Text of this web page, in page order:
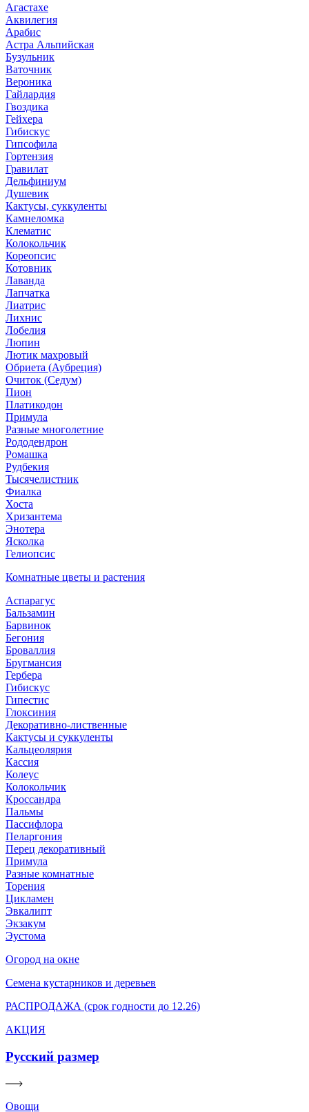
Агастахе
Аквилегия
Арабис
Астра Альпийская
Бузульник
Ваточник
Вероника
Гайлардия
Гвоздика
Гейхера
Гибискус
Гипсофила
Гортензия
Гравилат
Дельфиниум
Душевик
Кактусы, суккуленты
Камнеломка
Клематис
Колокольчик
Кореопсис
Котовник
Лаванда
Лапчатка
Лиатрис
Лихнис
Лобелия
Люпин
Лютик махровый
Обриета (Аубреция)
Очиток (Седум)
Пион
Платикодон
Примула
Разные многолетние
Рододендрон
Ромашка
Рудбекия
Тысячелистник
Фиалка
Хоста
Хризантема
Энотера
Ясколка
Гелиопсис
Комнатные цветы и растения
Аспарагус
Бальзамин
Барвинок
Бегония
Броваллия
Бругмансия
Гербера
Гибискус
Гипестис
Глоксиния
Декоративно-лиственные
Кактусы и суккуленты
Кальцеолярия
Кассия
Колеус
Колокольчик
Кроссандра
Пальмы
Пассифлора
Пеларгония
Перец декоративный
Примула
Разные комнатные
Торения
Цикламен
Эвкалипт
Экзакум
Эустома
Огород на окне
Семена кустарников и деревьев
РАСПРОДАЖА (срок годности до 12.26)
АКЦИЯ
Русский размер
Овощи